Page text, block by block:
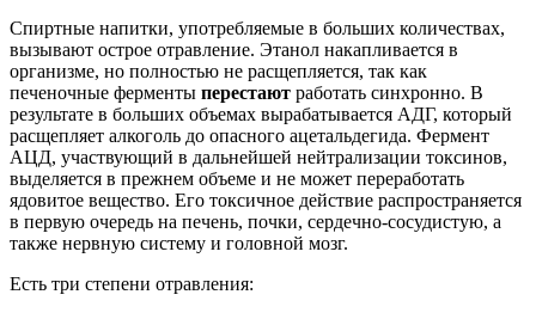
Спиртные напитки, употребляемые в больших количествах,
вызывают острое отравление. Этанол накапливается в
организме, но полностью не расщепляется, так как
печеночные ферменты перестают работать синхронно. В
результате в больших объемах вырабатывается АДГ, который
расщепляет алкоголь до опасного ацетальдегида. Фермент
АЦД, участвующий в дальнейшей нейтрализации токсинов,
выделяется в прежнем объеме и не может переработать
ядовитое вещество. Его токсичное действие распространяется
в первую очередь на печень, почки, сердечно-сосудистую, а
также нервную систему и головной мозг.
Есть три степени отравления: